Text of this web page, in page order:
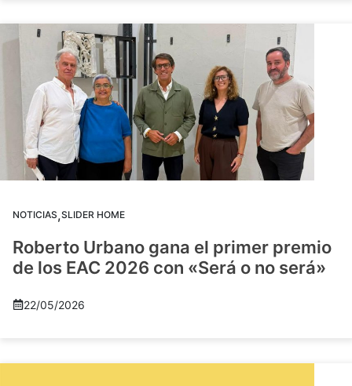
NOTICIAS,SLIDER HOME
Roberto Urbano gana el primer premio
de los EAC 2026 con «Será o no será»
22/05/2026